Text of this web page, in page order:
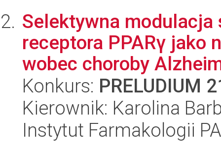
Selektywna modulacja
receptora PPARγ jako
wobec choroby
Konkurs: PRELUDIUM
Kierownik: Karolina
Instytut Farmakologii